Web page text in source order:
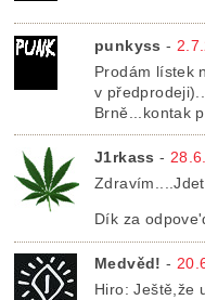
punkyss -
Prodám lístek
v
Brně...kontak
J1rkass -
Dík za
Medvěd! -
Hiro: Ještě,že